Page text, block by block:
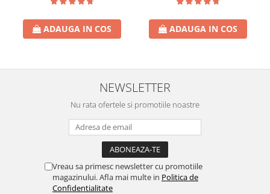
suport picioare
ADAUGA IN COS
suport picioare
ADAUGA IN COS
NEWSLETTER
Nu rata ofertele si promotiile noastre
Vreau sa primesc newsletter cu promotiile
magazinului. Afla mai multe in Politica de
Confidentialitate